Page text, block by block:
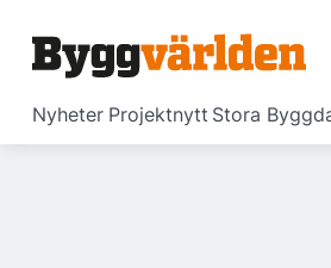
Nyheter Projektnytt Stora